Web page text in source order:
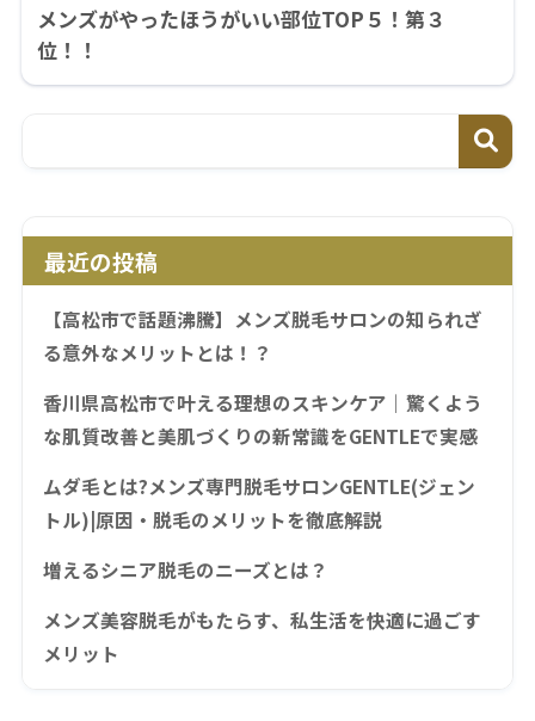
メンズがやったほうがいい部位TOP５！第３
位！！
最近の投稿
【高松市で話題沸騰】メンズ脱毛サロンの知られざ
る意外なメリットとは！？
香川県高松市で叶える理想のスキンケア｜驚くよう
な肌質改善と美肌づくりの新常識をGENTLEで実感
ムダ毛とは?メンズ専門脱毛サロンGENTLE(ジェン
トル)|原因・脱毛のメリットを徹底解説
増えるシニア脱毛のニーズとは？
メンズ美容脱毛がもたらす、私生活を快適に過ごす
メリット